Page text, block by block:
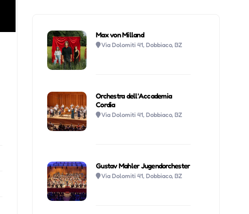
Max von Milland
Via Dolomiti 41, Dobbiaco, BZ
Orchestra dell’Accademia
Cordia
Via Dolomiti 41, Dobbiaco, BZ
Gustav Mahler Jugendorchester
Via Dolomiti 41, Dobbiaco, BZ